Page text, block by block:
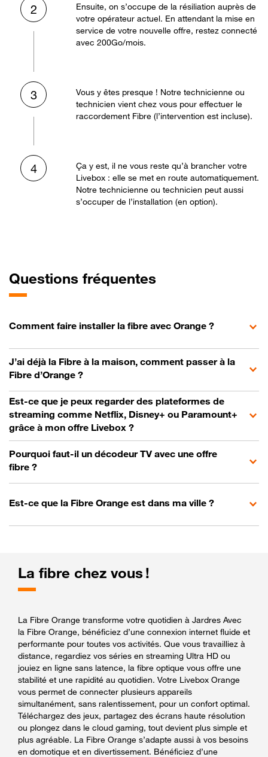
2
Ensuite, on s’occupe de la résiliation auprès de
votre opérateur actuel. En attendant la mise en
service de votre nouvelle offre, restez connecté
avec 200Go/mois.
3
Vous y êtes presque ! Notre technicienne ou
technicien vient chez vous pour effectuer le
raccordement Fibre (l’intervention est incluse).
4
Ça y est, il ne vous reste qu’à brancher votre
Livebox : elle se met en route automatiquement.
Notre technicienne ou technicien peut aussi
s’occuper de l’installation (en option).
Questions fréquentes
Comment faire installer la fibre avec Orange ?
J’ai déjà la Fibre à la maison, comment passer à la
Fibre d’Orange ?
Est-ce que je peux regarder des plateformes de
streaming comme Netflix, Disney+ ou Paramount+
grâce à mon offre Livebox ?
Pourquoi faut-il un décodeur TV avec une offre
fibre ?
Est-ce que la Fibre Orange est dans ma ville ?
La fibre chez vous !
La Fibre Orange transforme votre quotidien à Jardres Avec
la Fibre Orange, bénéficiez d’une connexion internet fluide et
performante pour toutes vos activités. Que vous travailliez à
distance, regardiez vos séries en streaming Ultra HD ou
jouiez en ligne sans latence, la fibre optique vous offre une
stabilité et une rapidité au quotidien. Votre Livebox Orange
vous permet de connecter plusieurs appareils
simultanément, sans ralentissement, pour un confort optimal.
Téléchargez des jeux, partagez des écrans haute résolution
ou plongez dans le cloud gaming, tout devient plus simple et
plus agréable. La Fibre Orange s’adapte aussi à vos besoins
en domotique et en divertissement. Bénéficiez d’une